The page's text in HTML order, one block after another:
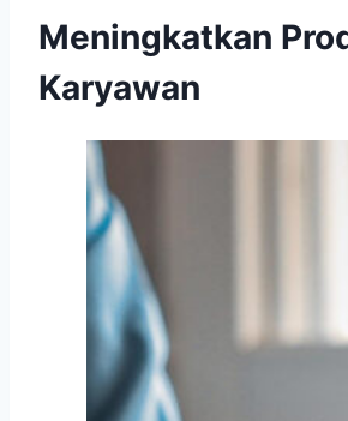
Meningkatkan
Karyawan